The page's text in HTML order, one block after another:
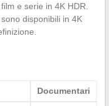
e serie in 4K HDR.
disponibili in 4K
Documentari